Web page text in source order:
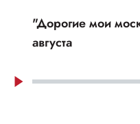
"Дорогие мои
августа